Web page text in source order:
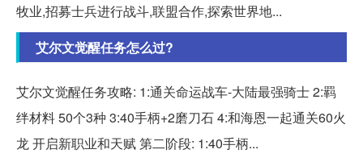
牧业,招募士兵进行战斗,联盟合作,探索世界地...
艾尔文觉醒任务怎么过?
艾尔文觉醒任务攻略: 1:通关命运战车-大陆最强骑士 2:羁
绊材料 50个3种 3:40手柄+2磨刀石 4:和海恩一起通关60火
龙 开启新职业和天赋 第二阶段: 1:40手柄...